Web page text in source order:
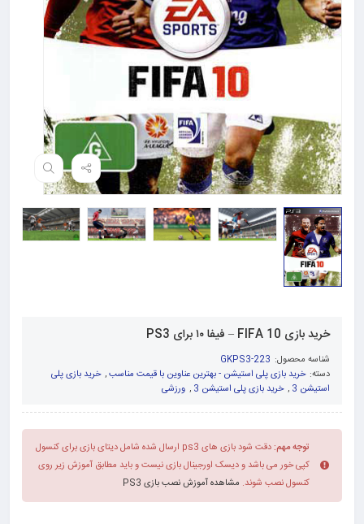
خرید بازی FIFA 10 – فیفا ۱۰ برای PS3
شناسه محصول: GKPS3-223
دسته: خرید بازی پلی استیشن - بهترین عناوین با قیمت مناسب, خرید بازی پلی
استیشن 3
, خرید بازی پلی استیشن 3 , ورزشی
توجه مهم:
دقت شود بازی های ps3 ارسال شده شامل دیتای بازی برای کنسول
کپی خور می باشد و دیسک اورجینال بازی نیست و باید مطابق آموزش زیر روی
کنسول نصب شوند. مشاهده آموزش نصب بازی PS3